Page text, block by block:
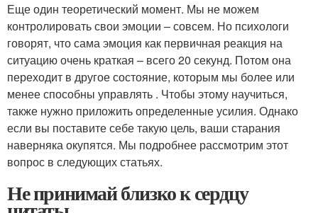
Еще один теоретический момент. Мы не можем
контролировать свои эмоции – совсем. Но психологи
говорят, что сама эмоция как первичная реакция на
ситуацию очень краткая – всего 20 секунд. Потом она
переходит в другое состояние, которым мы более или
менее способны управлять . Чтобы этому научиться,
также нужно приложить определенные усилия. Однако
если вы поставите себе такую цель, ваши старания
наверняка окупятся. Мы подробнее рассмотрим этот
вопрос в следующих статьях.
Не принимай близко к сердцу